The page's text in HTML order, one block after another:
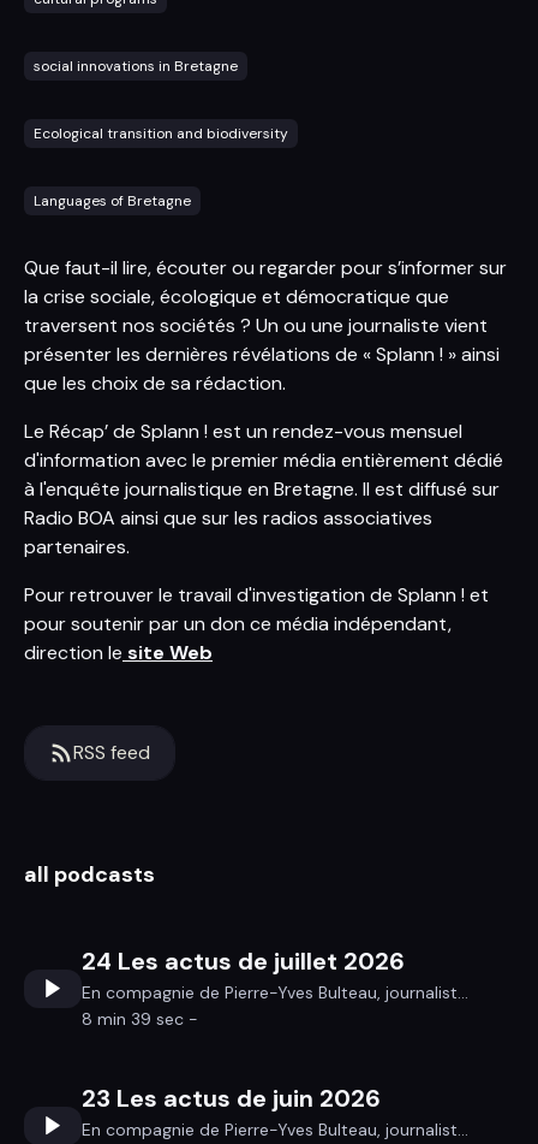
social innovations in Bretagne
Ecological transition and biodiversity
Languages of Bretagne
Que faut-il lire, écouter ou regarder pour s’informer sur
la crise sociale, écologique et démocratique que
traversent nos sociétés ? Un ou une journaliste vient
présenter les dernières révélations de « Splann ! » ainsi
que les choix de sa rédaction.
Le Récap’ de Splann ! est un rendez-vous mensuel
d'information avec le premier média entièrement dédié
à l'enquête journalistique en Bretagne. Il est diffusé sur
Radio BOA‬ ainsi que sur les radios associatives
partenaires.
Pour retrouver le travail d'investigation de Splann ! et
pour soutenir par un don ce média indépendant,
direction le site Web
RSS feed
all podcasts
24 Les actus de juillet 2026
En compagnie de Pierre-Yves Bulteau, journalist...
8 min 39 sec -
23 Les actus de juin 2026
En compagnie de Pierre-Yves Bulteau, journalist...